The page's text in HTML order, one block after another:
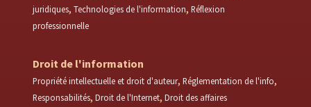
juridiques Technologies de l'information Réflexion
professionnelle
Droit de l'information
Propriété intellectuelle et droit d'auteur Réglementation de l'info
Responsabilités Droit de l'Internet Droit des affaires